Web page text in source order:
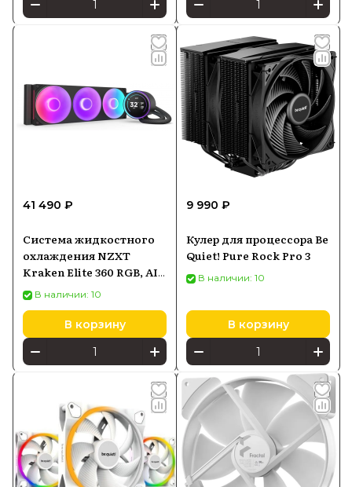
41 490 ₽
Система жидкостного
охлаждения NZXT
Kraken Elite 360 RGB, AIO
360 мм, чёрная
В наличии: 10
В корзину
9 990 ₽
Кулер для процессора Be
Quiet! Pure Rock Pro 3
В наличии: 10
В корзину